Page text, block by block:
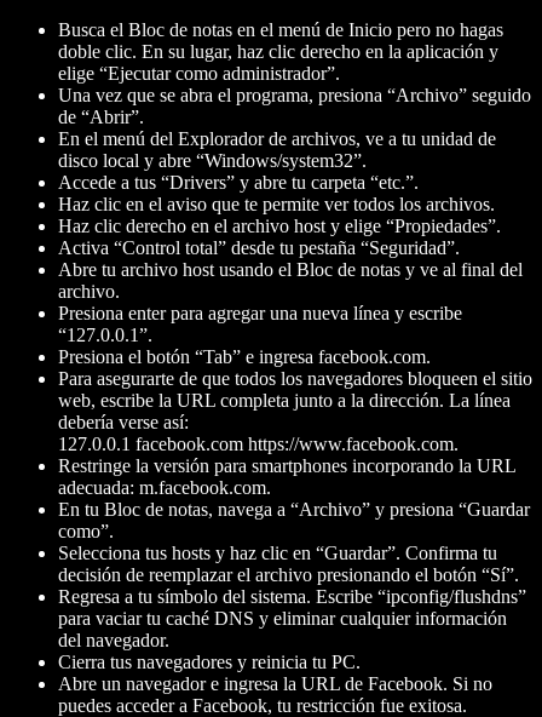
Busca el Bloc de notas en el menú de Inicio pero no hagas
doble clic. En su lugar, haz clic derecho en la aplicación y
elige “Ejecutar como administrador”.
Una vez que se abra el programa, presiona “Archivo” seguido
de “Abrir”.
En el menú del Explorador de archivos, ve a tu unidad de
disco local y abre “Windows/system32”.
Accede a tus “Drivers” y abre tu carpeta “etc.”.
Haz clic en el aviso que te permite ver todos los archivos.
Haz clic derecho en el archivo host y elige “Propiedades”.
Activa “Control total” desde tu pestaña “Seguridad”.
Abre tu archivo host usando el Bloc de notas y ve al final del
archivo.
Presiona enter para agregar una nueva línea y escribe
“127.0.0.1”.
Presiona el botón “Tab” e ingresa facebook.com.
Para asegurarte de que todos los navegadores bloqueen el sitio
web, escribe la URL completa junto a la dirección. La línea
debería verse así:
127.0.0.1 facebook.com https://www.facebook.com.
Restringe la versión para smartphones incorporando la URL
adecuada: m.facebook.com.
En tu Bloc de notas, navega a “Archivo” y presiona “Guardar
como”.
Selecciona tus hosts y haz clic en “Guardar”. Confirma tu
decisión de reemplazar el archivo presionando el botón “Sí”.
Regresa a tu símbolo del sistema. Escribe “ipconfig/flushdns”
para vaciar tu caché DNS y eliminar cualquier información
del navegador.
Cierra tus navegadores y reinicia tu PC.
Abre un navegador e ingresa la URL de Facebook. Si no
puedes acceder a Facebook, tu restricción fue exitosa.